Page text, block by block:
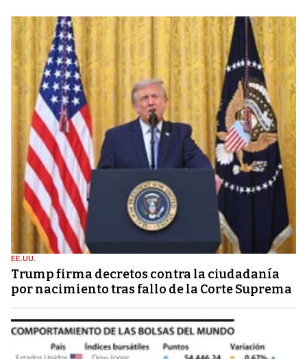
EE.UU.
Trump firma decretos contra la ciudadanía
por nacimiento tras fallo de la Corte Suprema